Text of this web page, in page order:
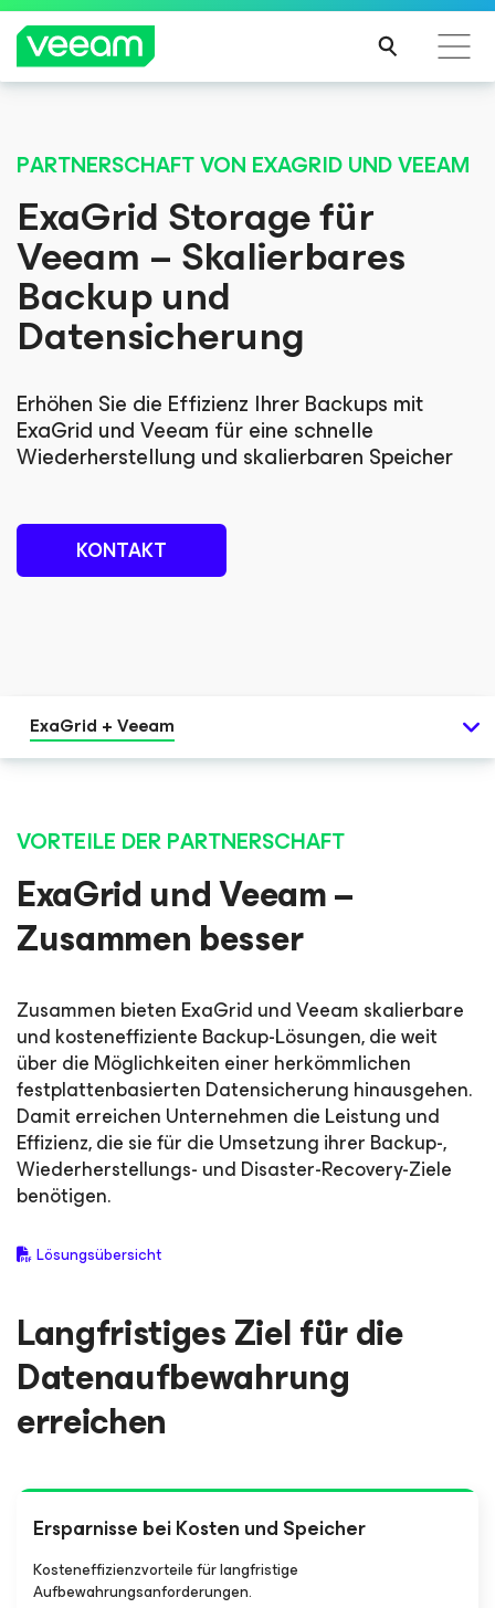
Update von CrowdStrike betroffen sind
R
ERFA
HRE
N
PARTNERSCHAFT VON EXAGRID UND VEEAM
ExaGrid Storage für
Veeam – Skalierbares
Backup und
Datensicherung
Erhöhen Sie die Effizienz Ihrer Backups mit
ExaGrid und Veeam für eine schnelle
Wiederherstellung und skalierbaren Speicher
KONTAKT
ExaGrid + Veeam
VORTEILE DER PARTNERSCHAFT
ExaGrid und Veeam –
Zusammen besser
Zusammen bieten ExaGrid und Veeam skalierbare
und kosteneffiziente Backup-Lösungen, die weit
über die Möglichkeiten einer herkömmlichen
festplattenbasierten Datensicherung hinausgehen.
Damit erreichen Unternehmen die Leistung und
Effizienz, die sie für die Umsetzung ihrer Backup-,
Wiederherstellungs- und Disaster-Recovery-Ziele
benötigen.
Lösungsübersicht
Langfristiges Ziel für die
Datenaufbewahrung
erreichen
Ersparnisse bei Kosten und Speicher
Kosteneffizienzvorteile für langfristige
Aufbewahrungsanforderungen.